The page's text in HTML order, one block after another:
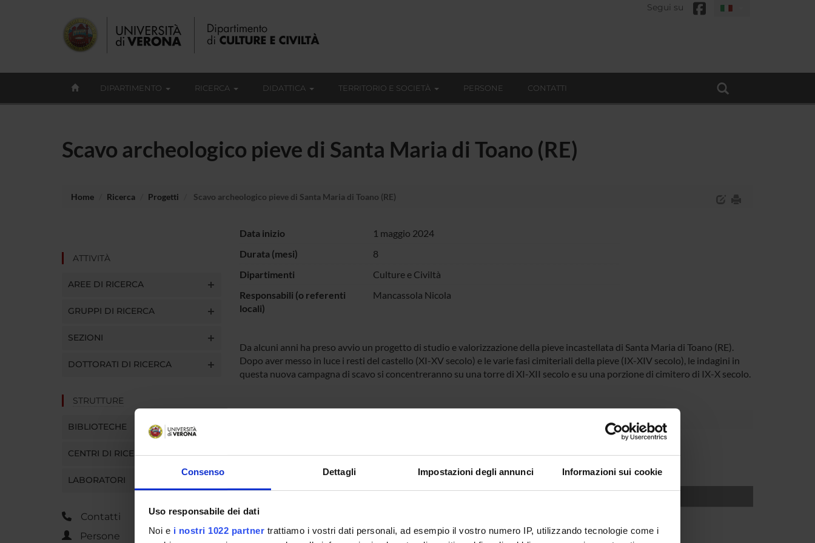
Consenso Dettagli Impostazioni degli annunci Informazioni sui cookie
Uso responsabile dei dati
Noi e i nostri 1022 partner trattiamo i vostri dati personali, ad esempio il vostro numero IP, utilizzando tecnologie come i
Segui su
DIPARTIMENTO RICERCA DIDATTICA TERRITORIO E SOCIETÀ PERSONE CONTATTI
Scavo archeologico pieve di Santa Maria di Toano (RE)
Home Ricerca Progetti Scavo archeologico pieve di Santa Maria di Toano (RE)
ATTIVITÀ
AREE DI RICERCA
GRUPPI DI RICERCA
SEZIONI
DOTTORATI DI RICERCA
STRUTTURE
BIBLIOTECHE
CENTRI DI RICERCA
LABORATORI
Contatti
Persone
Data inizio
1 maggio 2024
Durata (mesi)
8
Dipartimenti
Culture e Civiltà
Responsabili (o referenti
locali)
Mancassola Nicola
Da alcuni anni ha preso avvio un progetto di studio e valorizzazione della pieve incastellata di Santa Maria di Toano (RE).
Dopo aver messo in luce i resti del castello (XI-XV secolo) e le varie fasi cimiteriali della pieve (IX-XIV secolo), le indagini in
questa nuova campagna di scavo si concentreranno su una torre di XI-XII secolo e su una porzione di cimitero di IX-X secolo.
Archaeology, archaeometry, landscape archaeology